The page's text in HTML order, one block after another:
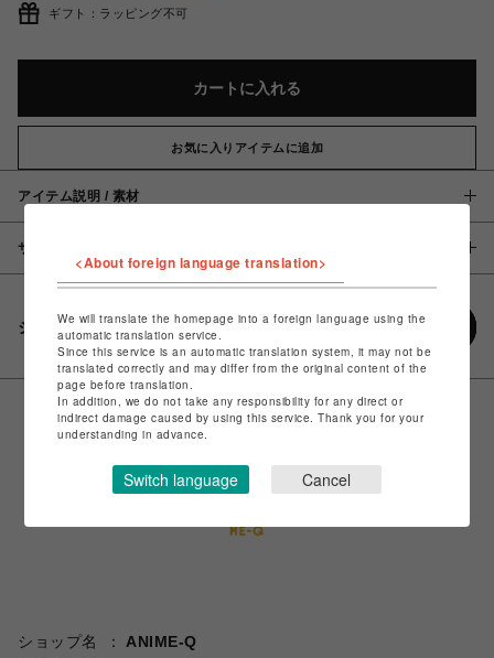
ギフト：ラッピング不可
カートに入れる
お気に入りアイテムに追加
アイテム説明 / 素材
サイズ
シェアする
ショップ名
ANIME-Q
<About foreign language translation>
We will translate the homepage into a foreign language using the
automatic translation service.
Since this service is an automatic translation system, it may not be
translated correctly and may differ from the original content of the
page before translation.
In addition, we do not take any responsibility for any direct or
indirect damage caused by using this service. Thank you for your
understanding in advance.
Switch language Cancel